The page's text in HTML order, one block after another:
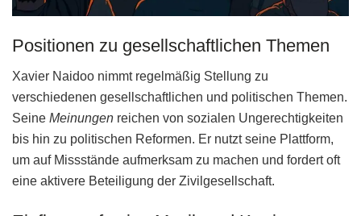
Positionen zu gesellschaftlichen Themen
Xavier Naidoo nimmt regelmäßig Stellung zu
verschiedenen gesellschaftlichen und politischen Themen.
Seine Meinungen reichen von sozialen Ungerechtigkeiten
bis hin zu politischen Reformen. Er nutzt seine Plattform,
um auf Missstände aufmerksam zu machen und fordert oft
eine aktivere Beteiligung der Zivilgesellschaft.